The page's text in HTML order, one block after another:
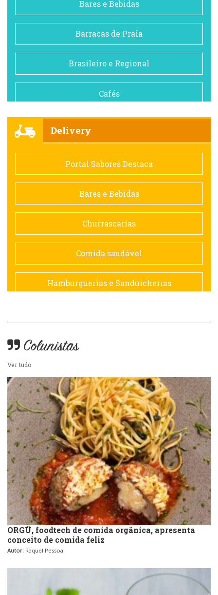
Bares e Bebidas
Barracas de Praia
Brasileiro e Regional
Cafés
Comida saudável
Contemporânea
Doceria
Espanhola
Francesa
Lanchonetes
Massas
Padarias e Confeitarias
Peixes e Frutos do Mar
Pizzarias
Portuguesa
Self-service
Delivery
Portal Sabores Destaca
Bares e Bebidas
Churrascarias
Comida saudável
Hamburguerias e Sanduicherias
Padarias e Confeitarias
Peixes e Frutos do Mar
Pizzarias
Portuguesa
Sobremesas e sorvetes
Colunistas
Ver tudo
ORGÜ, foodtech de comida orgânica, apresenta
conceito de comida feliz
Autor: Raquel Pessoa